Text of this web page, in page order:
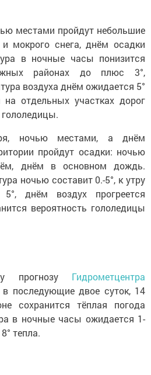
местами пройдут небольшие
мокрого снега, днём осадки
в ночные часы понизится
районах до плюс 3°,
воздуха днём ожидается 5°
отдельных участках дорог
ночью местами, а днём
пройдут осадки: ночью
днём в основном дождь.
ночью составит 0.-5°, к утру
днём воздух прогреется
вероятность гололедицы
прогнозу Гидрометцентра
в последующие двое суток, 14
сохранится тёплая погода
в ночные часы ожидается 1-
тепла.